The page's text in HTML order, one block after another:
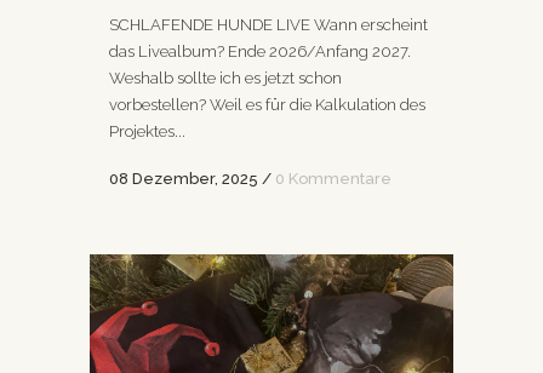
SCHLAFENDE HUNDE LIVE Wann erscheint
das Livealbum? Ende 2026/Anfang 2027.
Weshalb sollte ich es jetzt schon
vorbestellen? Weil es für die Kalkulation des
Projektes...
08 Dezember, 2025 / 0 Kommentare